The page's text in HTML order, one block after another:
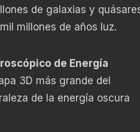
de galaxias y
millones de años luz.
de Energía
3D más grande del
de la energía oscura